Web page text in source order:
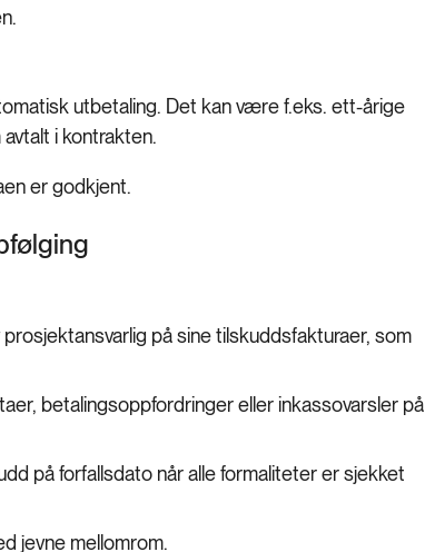
utbetaling. Det kan være f.eks. ett-årige
i kontrakten.
er godkjent.
på sine tilskuddsfakturaer, som
betalingsoppfordringer eller inkassovarsler på
på forfallsdato når alle formaliteter er sjekket
jevne mellomrom.